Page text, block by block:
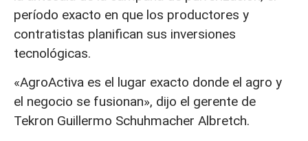
período exacto en que los productores y
contratistas planifican sus inversiones
tecnológicas.
«AgroActiva es el lugar exacto donde el agro y
el negocio se fusionan», dijo el gerente de
Tekron Guillermo Schuhmacher Albretch.